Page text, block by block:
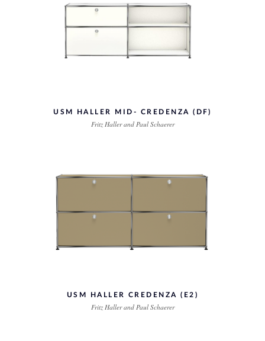
USM HALLER MID- CREDENZA (DF)
Fritz Haller and Paul Schaerer
USM HALLER CREDENZA (E2)
Fritz Haller and Paul Schaerer